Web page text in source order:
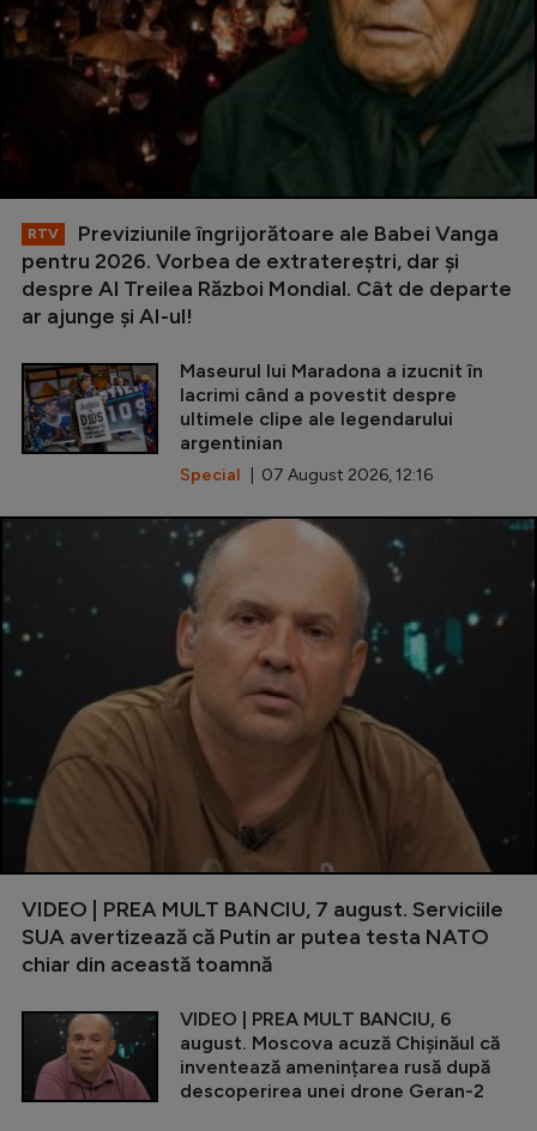
RTV
Previziunile îngrijorătoare ale Babei Vanga
pentru 2026. Vorbea de extratereștri, dar și
despre Al Treilea Război Mondial. Cât de departe
ar ajunge și AI-ul!
Maseurul lui Maradona a izucnit în
lacrimi când a povestit despre
ultimele clipe ale legendarului
argentinian
Special | 07 August 2026, 12:16
VIDEO | PREA MULT BANCIU, 7 august. Serviciile
SUA avertizează că Putin ar putea testa NATO
chiar din această toamnă
VIDEO | PREA MULT BANCIU, 6
august. Moscova acuză Chișinăul că
inventează amenințarea rusă după
descoperirea unei drone Geran-2